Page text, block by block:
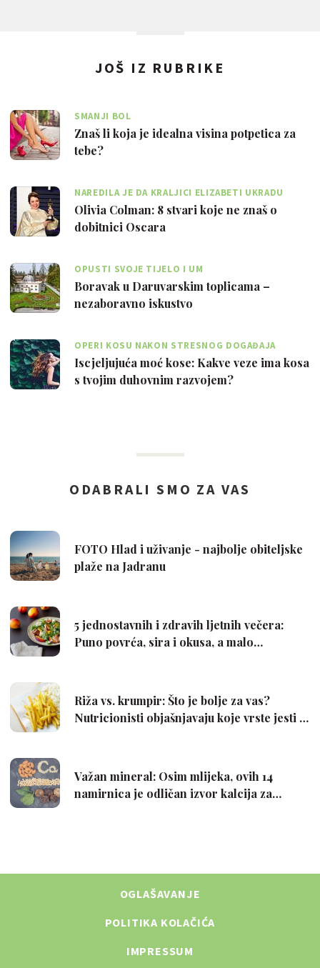
JOŠ IZ RUBRIKE
SMANJI BOL
Znaš li koja je idealna visina potpetica za
tebe?
NAREDILA JE DA KRALJICI ELIZABETI UKRADU
TOALETNI PAPIR
Olivia Colman: 8 stvari koje ne znaš o
dobitnici Oscara
OPUSTI SVOJE TIJELO I UM
Boravak u Daruvarskim toplicama –
nezaboravno iskustvo
OPERI KOSU NAKON STRESNOG DOGAĐAJA
Iscjeljujuća moć kose: Kakve veze ima kosa
s tvojim duhovnim razvojem?
OGLAŠAVANJE
POLITIKA KOLAČIĆA
IMPRESSUM